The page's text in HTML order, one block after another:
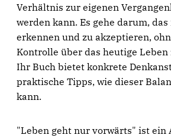
Verhältnis zur eigenen
werden kann. Es gehe darum,
erkennen und zu akzeptieren,
Kontrolle über das heutige Leben
Ihr Buch bietet konkrete
praktische Tipps, wie dieser
kann.
"Leben geht nur vorwärts" ist ein